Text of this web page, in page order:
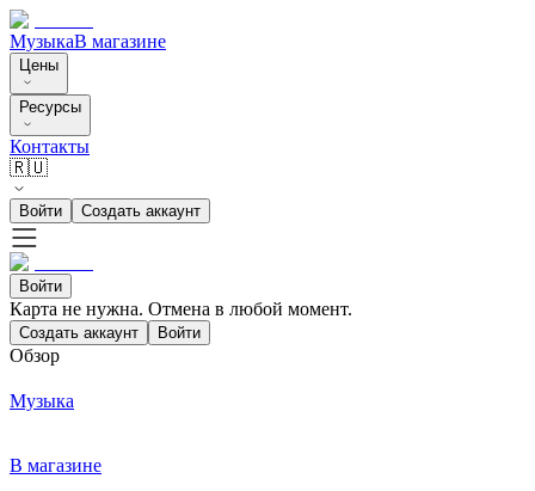
МузыкаВ магазине
Цены
Ресурсы
Контакты
🇷🇺
Войти Создать аккаунт
Войти
Карта не нужна. Отмена в любой момент.
Создать аккаунт Войти
Обзор
Музыка
В магазине